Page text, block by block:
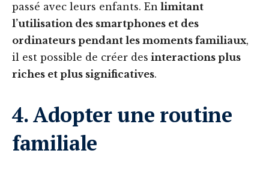
passé avec leurs enfants. En limitant
l’utilisation des smartphones et des
ordinateurs pendant les moments familiaux,
il est possible de créer des interactions plus
riches et plus significatives.
4. Adopter une routine
familiale